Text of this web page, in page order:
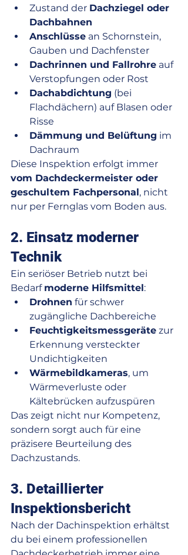
Zustand der Dachziegel oder
Dachbahnen
Anschlüsse an Schornstein,
Gauben und Dachfenster
Dachrinnen und Fallrohre auf
Verstopfungen oder Rost
Dachabdichtung (bei
Flachdächern) auf Blasen oder
Risse
Dämmung und Belüftung im
Dachraum
Diese Inspektion erfolgt immer
vom Dachdeckermeister oder
geschultem Fachpersonal, nicht
nur per Fernglas vom Boden aus.
2. Einsatz moderner
Technik
Ein seriöser Betrieb nutzt bei
Bedarf moderne Hilfsmittel:
Drohnen für schwer
zugängliche Dachbereiche
Feuchtigkeitsmessgeräte zur
Erkennung versteckter
Undichtigkeiten
Wärmebildkameras, um
Wärmeverluste oder
Kältebrücken aufzuspüren
Das zeigt nicht nur Kompetenz,
sondern sorgt auch für eine
präzisere Beurteilung des
Dachzustands.
3. Detaillierter
Inspektionsbericht
Nach der Dachinspektion erhältst
du bei einem professionellen